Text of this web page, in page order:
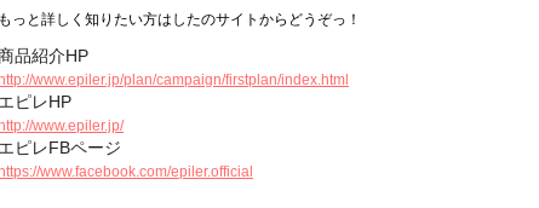
』!!!
!
!!
っと詳しく知りたい方はしたのサイトからどうぞっ！
品紹介HP
www.epiler.jp/plan/campaign/firstplan/index.html
ピレHP
www.epiler.jp/
ピレFBページ
www.facebook.com/epiler.official